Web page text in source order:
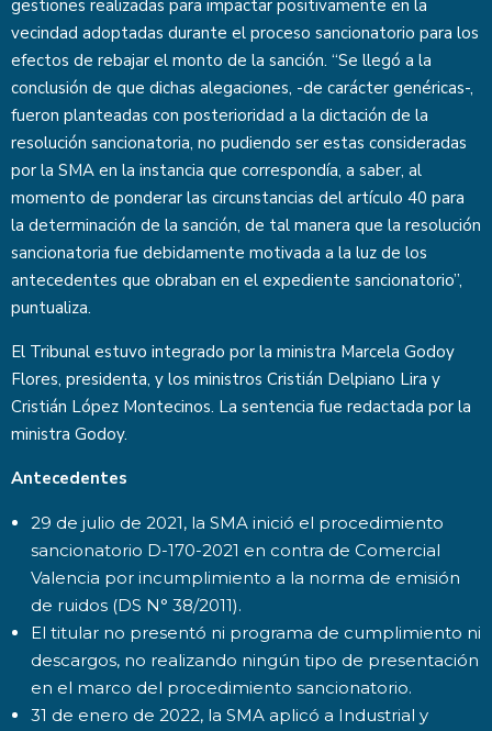
gestiones realizadas para impactar positivamente en la
vecindad adoptadas durante el proceso sancionatorio para los
efectos de rebajar el monto de la sanción. “Se llegó a la
conclusión de que dichas alegaciones, -de carácter genéricas-,
fueron planteadas con posterioridad a la dictación de la
resolución sancionatoria, no pudiendo ser estas consideradas
por la SMA en la instancia que correspondía, a saber, al
momento de ponderar las circunstancias del artículo 40 para
la determinación de la sanción, de tal manera que la resolución
sancionatoria fue debidamente motivada a la luz de los
antecedentes que obraban en el expediente sancionatorio”,
puntualiza.
El Tribunal estuvo integrado por la ministra Marcela Godoy
Flores, presidenta, y los ministros Cristián Delpiano Lira y
Cristián López Montecinos. La sentencia fue redactada por la
ministra Godoy.
Antecedentes
29 de julio de 2021, la SMA inició el procedimiento
sancionatorio D-170-2021 en contra de Comercial
Valencia por incumplimiento a la norma de emisión
de ruidos (DS N° 38/2011).
El titular no presentó ni programa de cumplimiento ni
descargos, no realizando ningún tipo de presentación
en el marco del procedimiento sancionatorio.
31 de enero de 2022, la SMA aplicó a Industrial y